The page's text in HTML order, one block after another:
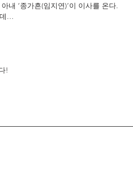
내 ‘종가흔(임지연)’이 이사를 온다.
데…
!